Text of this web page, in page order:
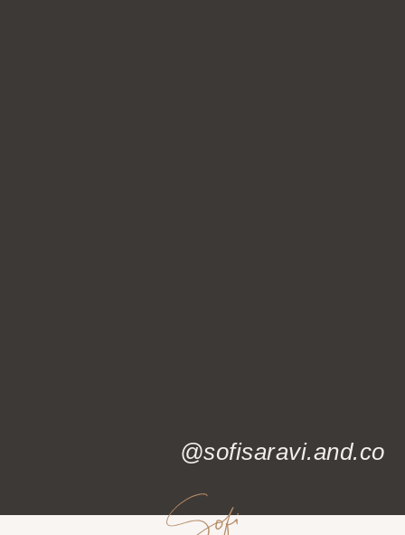
@sofisaravi.and.co